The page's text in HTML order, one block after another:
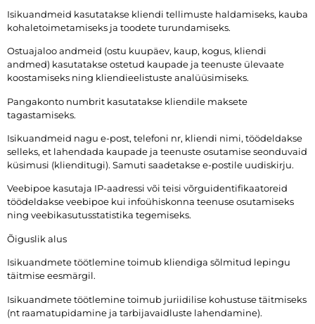
Isikuandmeid kasutatakse kliendi tellimuste haldamiseks, kauba
kohaletoimetamiseks ja toodete turundamiseks.
Ostuajaloo andmeid (ostu kuupäev, kaup, kogus, kliendi
andmed) kasutatakse ostetud kaupade ja teenuste ülevaate
koostamiseks ning kliendieelistuste analüüsimiseks.
Pangakonto numbrit kasutatakse kliendile maksete
tagastamiseks.
Isikuandmeid nagu e-post, telefoni nr, kliendi nimi, töödeldakse
selleks, et lahendada kaupade ja teenuste osutamise seonduvaid
küsimusi (klienditugi). Samuti saadetakse e-postile uudiskirju.
Veebipoe kasutaja IP-aadressi või teisi võrguidentifikaatoreid
töödeldakse veebipoe kui infoühiskonna teenuse osutamiseks
ning veebikasutusstatistika tegemiseks.
Õiguslik alus
Isikuandmete töötlemine toimub kliendiga sõlmitud lepingu
täitmise eesmärgil.
Isikuandmete töötlemine toimub juriidilise kohustuse täitmiseks
(nt raamatupidamine ja tarbijavaidluste lahendamine).